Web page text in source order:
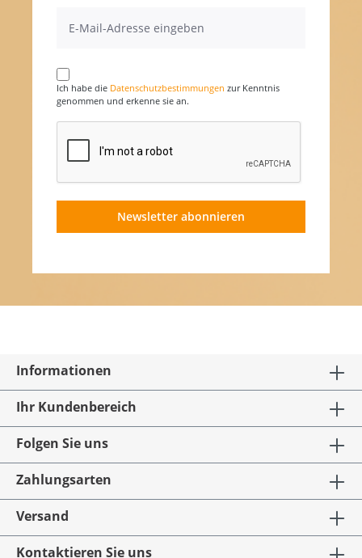
Ich habe die Datenschutzbestimmungen zur Kenntnis
genommen und erkenne sie an.
Newsletter abonnieren
Informationen
Ihr Kundenbereich
Folgen Sie uns
Zahlungsarten
Versand
Kontaktieren Sie uns